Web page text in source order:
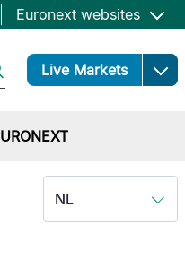
Euronext websites
Live Markets Open
NL